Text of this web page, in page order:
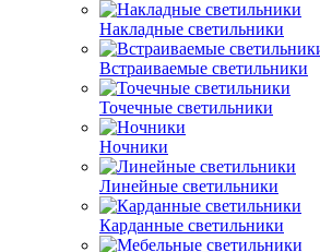
Накладные светильники
Встраиваемые светильники
Точечные светильники
Ночники
Линейные светильники
Карданные светильники